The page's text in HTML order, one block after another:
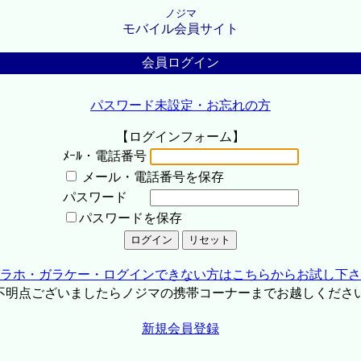
ノジマ
モバイル会員サイト
会員ログイン
パスワード未設定・お忘れの方
【ログインフォーム】
ﾒｰﾙ・電話番号
メール・電話番号を保存
パスワード
パスワードを保存
ホ・ガラケー・ログインできない方はこちらからお試し下
点ございましたらノジマの携帯コーナーまでお越しくださ
新規会員登録